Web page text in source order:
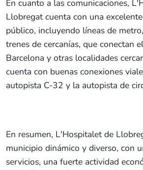
En cuanto a las comunicaciones,
Llobregat cuenta con una
público, incluyendo líneas de
trenes de cercanías, que conectan
Barcelona y otras localidades
cuenta con buenas conexiones
autopista C-32 y la autopista de
En resumen, L'Hospitalet de
municipio dinámico y diverso, con
servicios, una fuerte actividad